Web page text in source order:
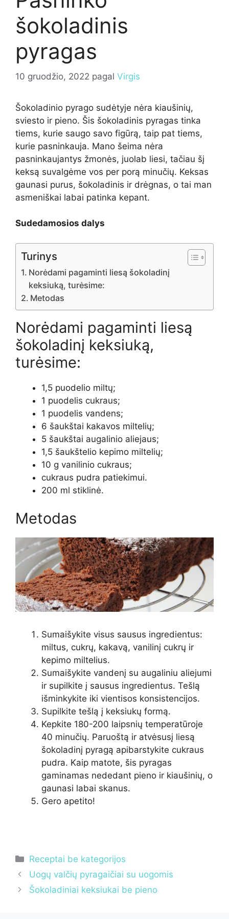
šokoladinis
pyragas
10 gruodžio, 2022 pagal Virgis
Šokoladinio pyrago sudėtyje nėra kiaušinių,
sviesto ir pieno. Šis šokoladinis pyragas tinka
tiems, kurie saugo savo figūrą, taip pat tiems,
kurie pasninkauja. Mano šeima nėra
pasninkaujantys žmonės, juolab liesi, tačiau šį
keksą suvalgėme vos per porą minučių. Keksas
gaunasi purus, šokoladinis ir drėgnas, o tai man
asmeniškai labai patinka kepant.
Sudedamosios dalys
Turinys
Norėdami pagaminti liesą šokoladinį
keksiuką, turėsime:
Metodas
Norėdami pagaminti liesą
šokoladinį keksiuką,
turėsime:
1,5 puodelio miltų;
1 puodelis cukraus;
1 puodelis vandens;
6 šaukštai kakavos miltelių;
5 šaukštai augalinio aliejaus;
1,5 šaukštelio kepimo miltelių;
10 g vanilinio cukraus;
cukraus pudra patiekimui.
200 ml stiklinė.
Metodas
Sumaišykite visus sausus ingredientus:
miltus, cukrų, kakavą, vanilinį cukrų ir
kepimo miltelius.
Sumaišykite vandenį su augaliniu aliejumi
ir supilkite į sausus ingredientus. Tešlą
išminkykite iki vientisos konsistencijos.
Supilkite tešlą į keksiukų formą.
Kepkite 180-200 laipsnių temperatūroje
40 minučių. Paruoštą ir atvėsusį liesą
šokoladinį pyragą apibarstykite cukraus
pudra. Kaip matote, šis pyragas
gaminamas nededant pieno ir kiaušinių, o
gaunasi labai skanus.
Gero apetito!
Kategorijos
Receptai be kategorijos
Uogų valčių pyragaičiai su uogomis
Šokoladiniai keksiukai be pieno